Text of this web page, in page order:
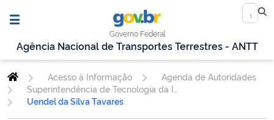
Governo Federal
Agência Nacional de Transportes Terrestres - ANTT
Acesso à Informação
Agenda de Autoridades
Uendel da Silva Tavares